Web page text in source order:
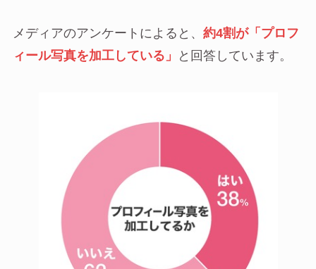
メディアのアンケートによると、 約4割が「プロフ
ィール写真を加工している」
と回答しています。